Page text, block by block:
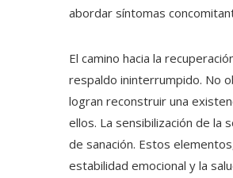
abordar síntomas
El camino hacia la
respaldo ininterrumpido. No
logran reconstruir una
ellos. La sensibilización de la
de sanación. Estos
estabilidad emocional y la